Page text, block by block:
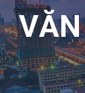
VĂN